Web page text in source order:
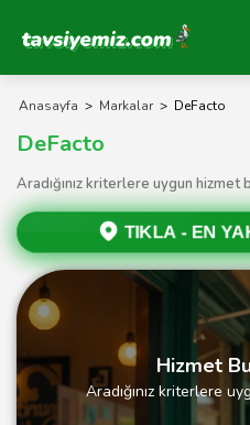
Tavsiyemiz Anasayfa
Anasayfa > Markalar > DeFacto
DeFacto
Aradığınız kriterlere uygun hizmet
TIKLA - EN
Hizmet
Aradığınız kriterlere